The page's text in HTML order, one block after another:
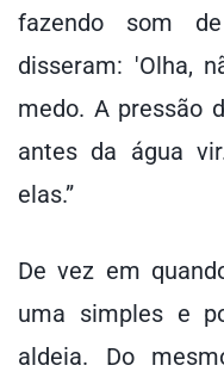
fazendo som
disseram: 'Olha,
medo. A pressão
antes da água
elas.”
De vez em
uma simples e
aldeia. Do